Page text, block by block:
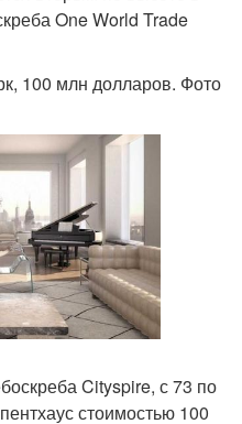
One World Trade
100 млн долларов. Фото
Cityspire, с 73 по
стоимостью 100